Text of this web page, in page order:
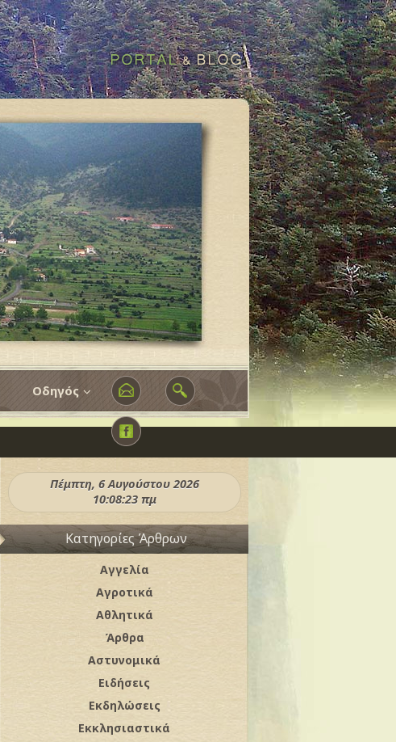
Οδηγός
Πέμπτη, 6 Αυγούστου 2026
10:08:25 πμ
Κατηγορίες Άρθρων
Αγγελία
Αγροτικά
Αθλητικά
Άρθρα
Αστυνομικά
Ειδήσεις
Εκδηλώσεις
Εκκλησιαστικά